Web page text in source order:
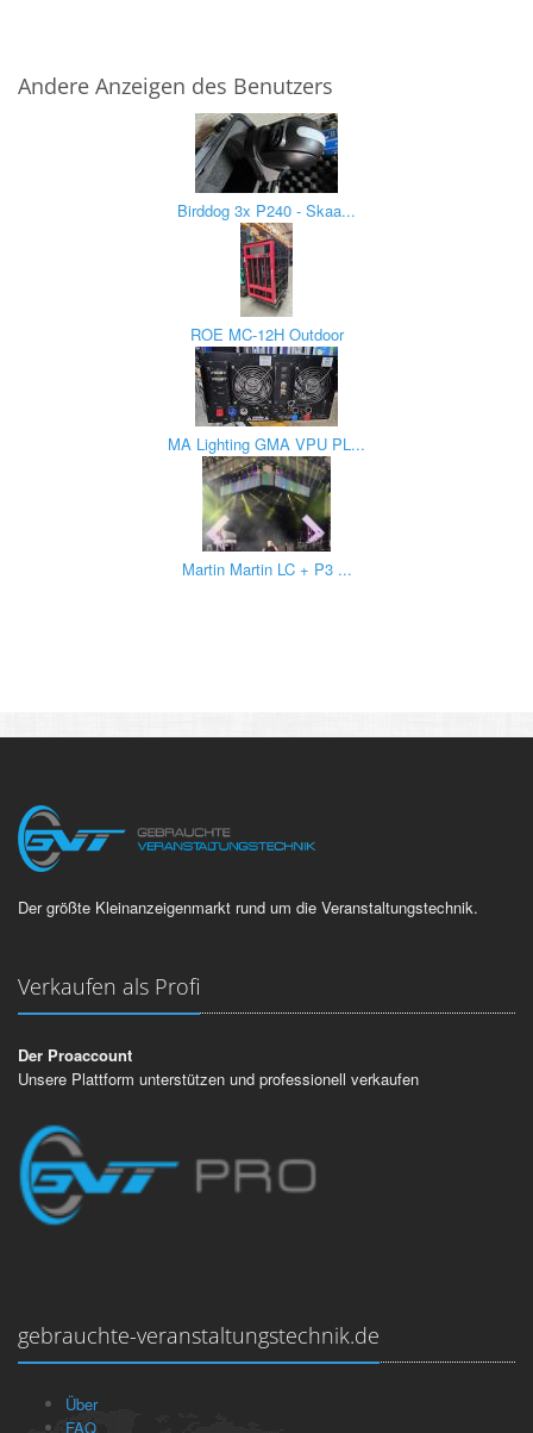
Andere Anzeigen des Benutzers
Birddog 3x P240 - Skaa...
ROE MC-12H Outdoor
MA Lighting GMA VPU PL...
Martin Martin LC + P3 ...
Der größte Kleinanzeigenmarkt rund um die Veranstaltungstechnik.
Verkaufen als Profi
Der Proaccount
Unsere Plattform unterstützen und professionell verkaufen
gebrauchte-veranstaltungstechnik.de
Über
FAQ